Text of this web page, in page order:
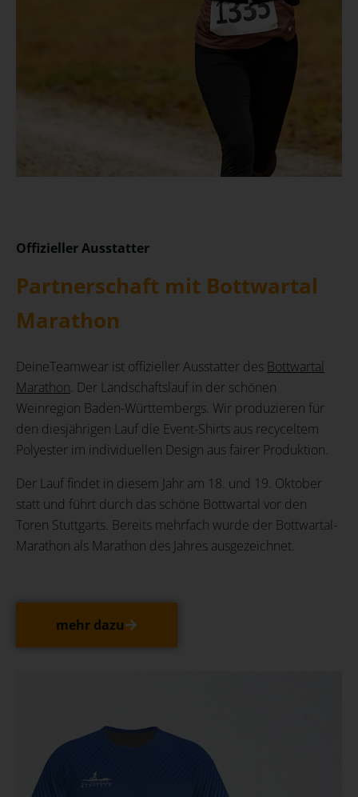
Offizieller Ausstatter
Partnerschaft mit Bottwartal
Marathon
DeineTeamwear ist offizieller Ausstatter des Bottwartal
Marathon. Der Landschaftslauf in der schönen
Weinregion Baden-Württembergs. Wir produzieren für
den diesjährigen Lauf die Event-Shirts aus recyceltem
Polyester im individuellen Design aus fairer Produktion.
Der Lauf findet in diesem Jahr am 18. und 19. Oktober
statt und führt durch das schöne Bottwartal vor den
Toren Stuttgarts. Bereits mehrfach wurde der Bottwartal-
Marathon als Marathon des Jahres ausgezeichnet.
mehr dazu